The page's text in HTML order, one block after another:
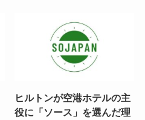
ヒルトンが空港ホテルの主
役に「ソース」を選んだ理